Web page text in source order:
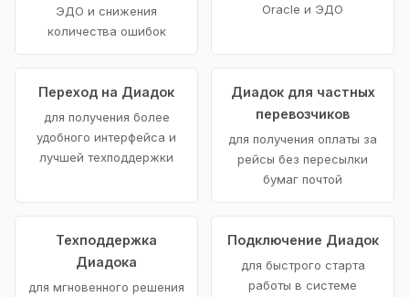
ЭДО и снижения
количества ошибок
Oracle и ЭДО
Переход на Диадок
для получения более
удобного интерфейса и
лучшей техподдержки
Диадок для частных
перевозчиков
для получения оплаты за
рейсы без пересылки
бумаг почтой
Техподдержка
Диадока
для мгновенного решения
Подключение Диадок
для быстрого старта
работы в системе